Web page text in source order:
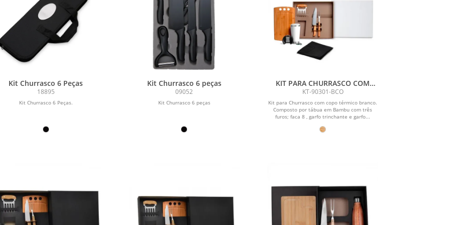
Kit Churrasco 6 Peças
18895
Kit Churrasco 6 Peças.
Kit Churrasco 6 peças
09052
Kit Churrasco 6 peças
KIT PARA CHURRASCO COM
COPO TÉRMICO - 6 PÇS
KT-90301-BCO
Kit para Churrasco com copo térmico branco.
Composto por tábua em Bambu com três
furos; faca 8 , garfo trinchante e garfo...